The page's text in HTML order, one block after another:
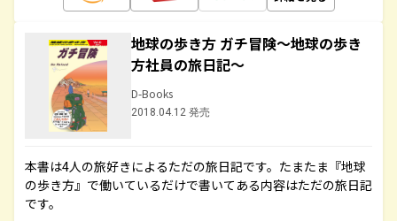
地球の歩き方 ガチ冒険～地球の歩き
方社員の旅日記～
D-Books
2018.04.12 発売
本書は4人の旅好きによるただの旅日記です。たまたま『地球
の歩き方』で働いているだけで書いてある内容はただの旅日記
です。